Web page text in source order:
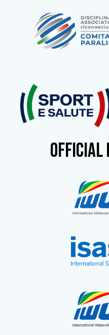
OFFICIAL